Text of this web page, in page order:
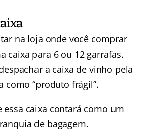
na loja onde você comprar
caixa para 6 ou 12 garrafas.
a caixa de vinho pela
como “produto frágil”.
essa caixa contará como um
de bagagem.